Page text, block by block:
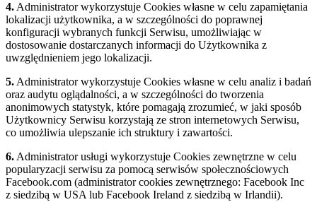
4.Administrator wykorzystuje Cookies własne w celu zapamiętania
lokalizacji użytkownika, a w szczególności do poprawnej
konfiguracji wybranych funkcji Serwisu, umożliwiając w
dostosowanie dostarczanych informacji do Użytkownika z
uwzględnieniem jego lokalizacji.
5.Administrator wykorzystuje Cookies własne w celu analiz i badań
oraz audytu oglądalności, a w szczególności do tworzenia
anonimowych statystyk, które pomagają zrozumieć, w jaki sposób
Użytkownicy Serwisu korzystają ze stron internetowych Serwisu,
co umożliwia ulepszanie ich struktury i zawartości.
6.Administrator usługi wykorzystuje Cookies zewnętrzne w celu
popularyzacji serwisu za pomocą serwisów społecznościowych
Facebook.com (administrator cookies zewnętrznego: Facebook Inc
z siedzibą w USA lub Facebook Ireland z siedzibą w Irlandii).